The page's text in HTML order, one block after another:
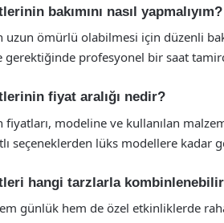
bakımını nasıl yapmalıyım?
uzun ömürlü olabilmesi için düzenli
gerektiğinde profesyonel bir saat
fiyat aralığı nedir?
fiyatları, modeline ve kullanılan
seçeneklerden lüks modellere kadar
hangi tarzlarla
günlük hem de özel etkinliklerde